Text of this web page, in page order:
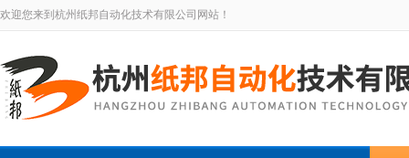
欢迎您来到杭州纸邦自动化技术有限公司网站！